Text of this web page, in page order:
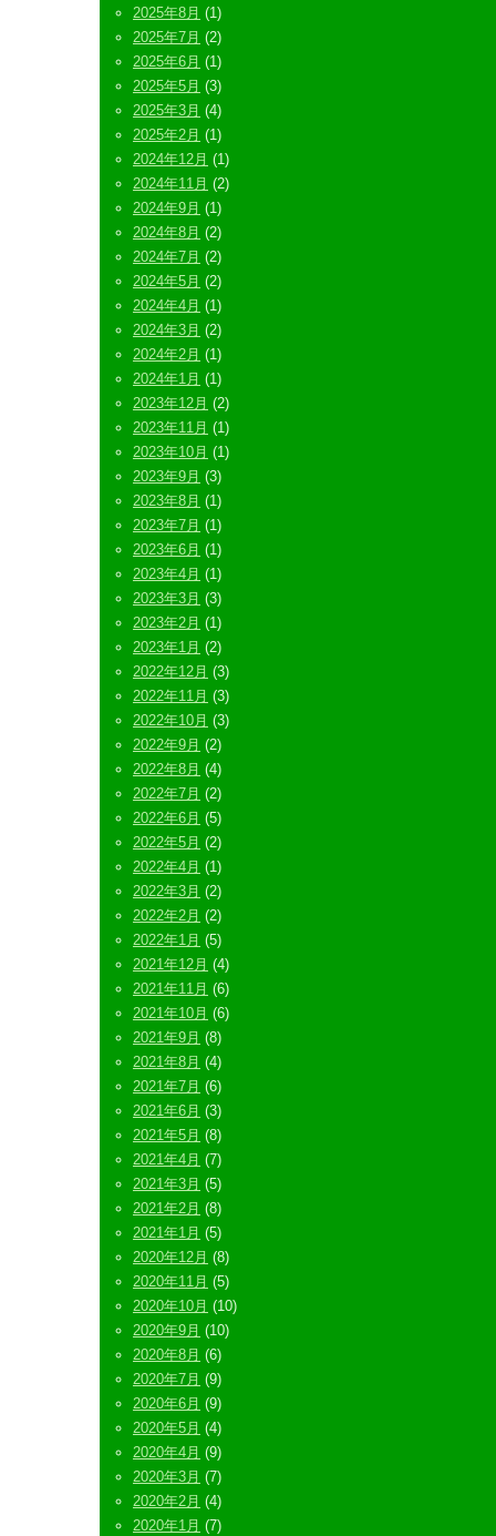
2025年8月 (1)
2025年7月 (2)
2025年6月 (1)
2025年5月 (3)
2025年3月 (4)
2025年2月 (1)
2024年12月 (1)
2024年11月 (2)
2024年9月 (1)
2024年8月 (2)
2024年7月 (2)
2024年5月 (2)
2024年4月 (1)
2024年3月 (2)
2024年2月 (1)
2024年1月 (1)
2023年12月 (2)
2023年11月 (1)
2023年10月 (1)
2023年9月 (3)
2023年8月 (1)
2023年7月 (1)
2023年6月 (1)
2023年4月 (1)
2023年3月 (3)
2023年2月 (1)
2023年1月 (2)
2022年12月 (3)
2022年11月 (3)
2022年10月 (3)
2022年9月 (2)
2022年8月 (4)
2022年7月 (2)
2022年6月 (5)
2022年5月 (2)
2022年4月 (1)
2022年3月 (2)
2022年2月 (2)
2022年1月 (5)
2021年12月 (4)
2021年11月 (6)
2021年10月 (6)
2021年9月 (8)
2021年8月 (4)
2021年7月 (6)
2021年6月 (3)
2021年5月 (8)
2021年4月 (7)
2021年3月 (5)
2021年2月 (8)
2021年1月 (5)
2020年12月 (8)
2020年11月 (5)
2020年10月 (10)
2020年9月 (10)
2020年8月 (6)
2020年7月 (9)
2020年6月 (9)
2020年5月 (4)
2020年4月 (9)
2020年3月 (7)
2020年2月 (4)
2020年1月 (7)